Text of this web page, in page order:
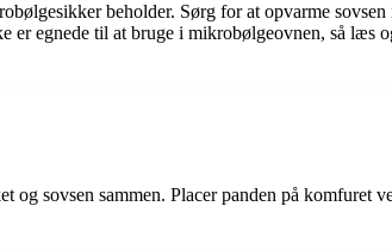
beholder. Sørg for at opvarme
egnede til at bruge i mikrobølgeovnen, så læs
sovsen sammen. Placer panden på komfuret